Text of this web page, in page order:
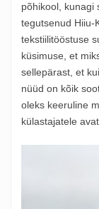
põhikool, kunagi
tegutsenud Hiiu-
tekstiilitööstuse
küsimuse, et
sellepärast, et
nüüd on kõik
oleks keeruline
külastajatele